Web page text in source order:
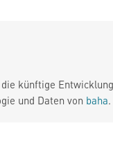
künftige
und Daten von baha